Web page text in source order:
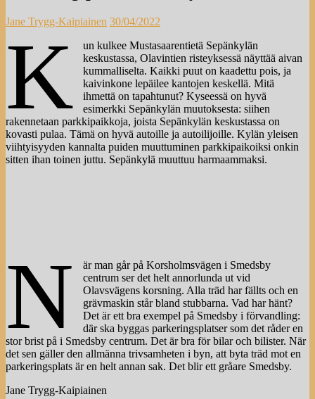
Jane Trygg-Kaipiainen 30/04/2022
K
un kulkee Mustasaarentietä Sepänkylän
keskustassa, Olavintien risteyksessä näyttää aivan
kummalliselta. Kaikki puut on kaadettu pois, ja
kaivinkone lepäilee kantojen keskellä. Mitä
ihmettä on tapahtunut? Kyseessä on hyvä
esimerkki Sepänkylän muutoksesta: siihen
rakennetaan parkkipaikkoja, joista Sepänkylän keskustassa on
kovasti pulaa. Tämä on hyvä autoille ja autoilijoille. Kylän yleisen
viihtyisyyden kannalta puiden muuttuminen parkkipaikoiksi onkin
sitten ihan toinen juttu. Sepänkylä muuttuu harmaammaksi.
N
är man går på Korsholmsvägen i Smedsby
centrum ser det helt annorlunda ut vid
Olavsvägens korsning. Alla träd har fällts och en
grävmaskin står bland stubbarna. Vad har hänt?
Det är ett bra exempel på Smedsby i förvandling:
där ska byggas parkeringsplatser som det råder en
stor brist på i Smedsby centrum. Det är bra för bilar och bilister. När
det sen gäller den allmänna trivsamheten i byn, att byta träd mot en
parkeringsplats är en helt annan sak. Det blir ett gråare Smedsby.
Jane Trygg-Kaipiainen